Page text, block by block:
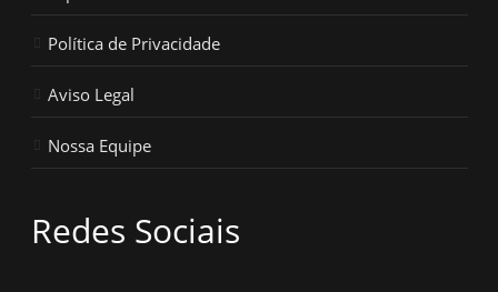
Política de Privacidade
Aviso Legal
Nossa Equipe
Redes Sociais